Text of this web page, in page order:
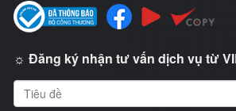
☼ Đăng ký nhận tư vấn dịch vụ từ